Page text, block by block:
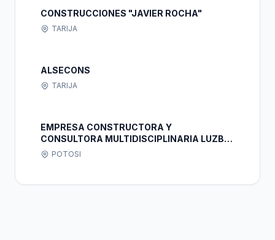
CONSTRUCCIONES "JAVIER ROCHA"
TARIJA
ALSECONS
TARIJA
EMPRESA CONSTRUCTORA Y
CONSULTORA MULTIDISCIPLINARIA LUZBEL
S.R.LPOTOSI